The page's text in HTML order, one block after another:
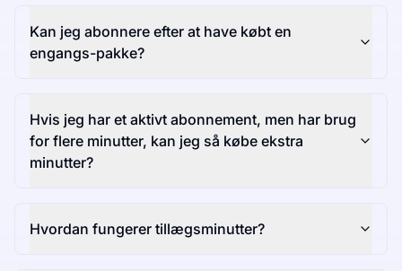
Kan jeg abonnere efter at have købt en
engangs-pakke?
Hvis jeg har et aktivt abonnement, men har brug
for flere minutter, kan jeg så købe ekstra
minutter?
Hvordan fungerer tillægsminutter?